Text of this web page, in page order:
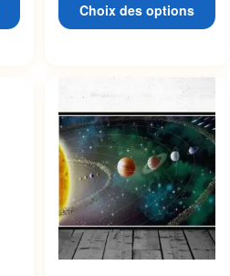
19.99 €
Choix des options